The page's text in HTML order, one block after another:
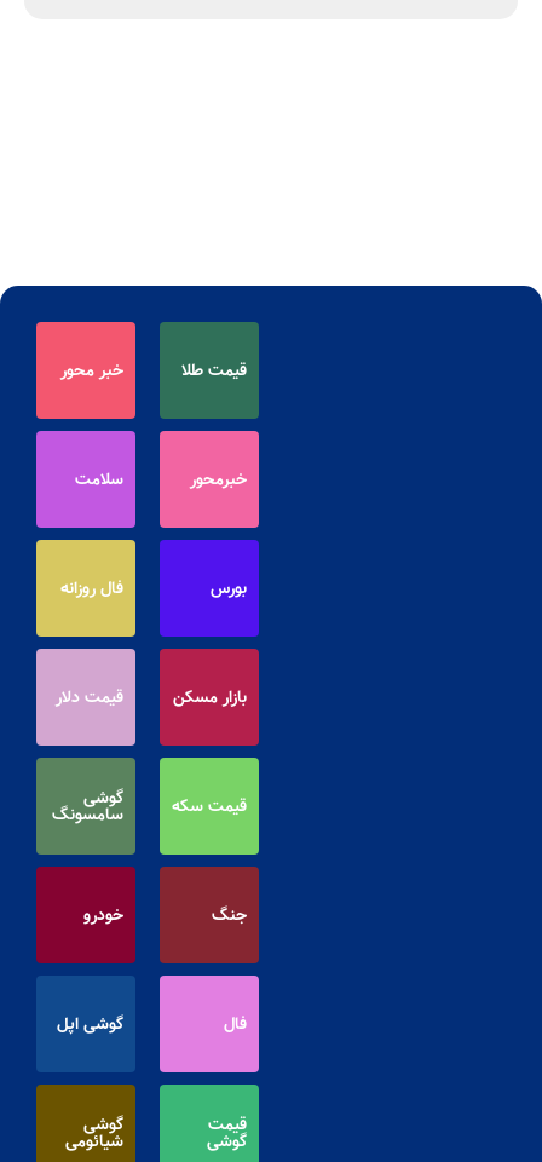
قیمت طلا خبر محور
خبرمحور سلامت
بورس فال روزانه
بازار مسکن قیمت دلار
قیمت سکه گوشی
سامسونگ
جنگ خودرو
فال گوشی اپل
قیمت
گوشی
گوشی
شیائومی